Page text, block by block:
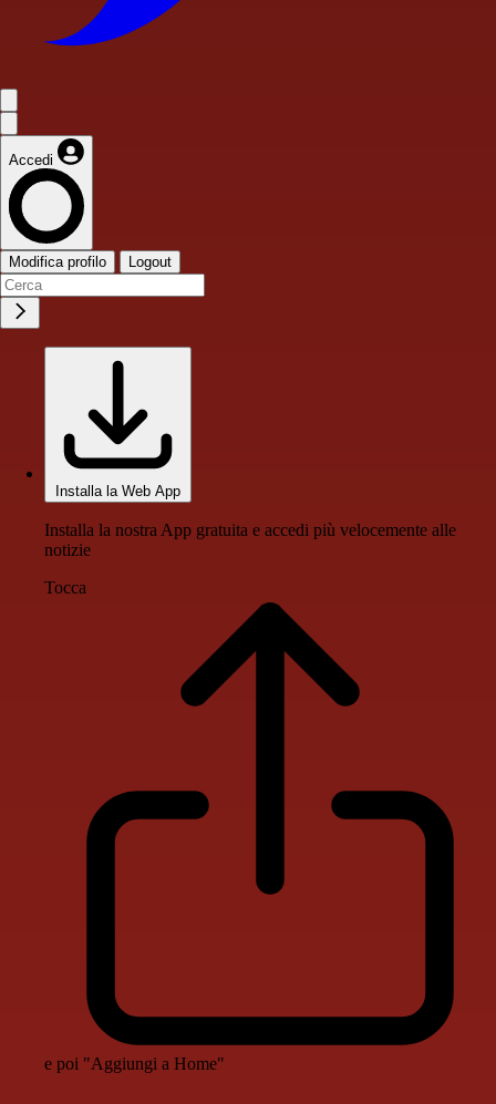
Accedi
Modifica profilo Logout
Installa la Web App
Installa la nostra App gratuita e accedi più velocemente alle
notizie
Tocca
e poi "Aggiungi a Home"